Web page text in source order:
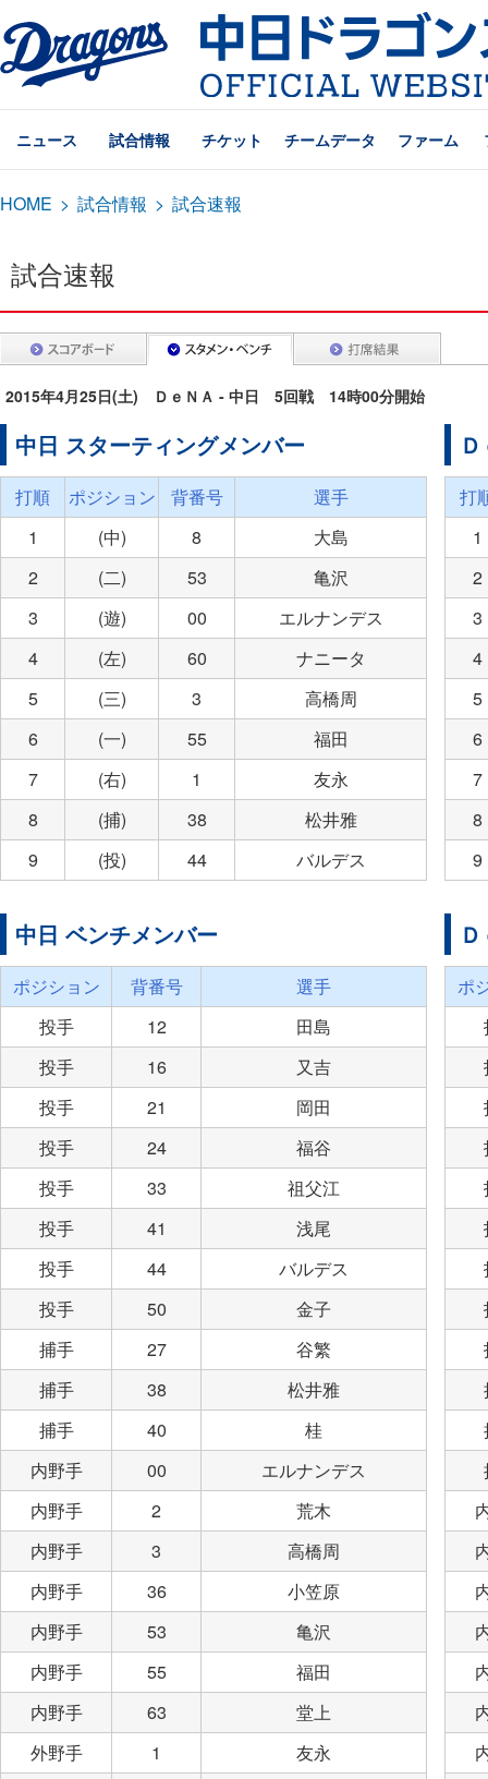
ニュース 試合情報 チケット チームデータ ファーム
HOME > 試合情報 > 試合速報
試合速報
2015年4月25日(土) ＤｅＮＡ - 中日 5回戦 14時00分開始
中日 スターティングメンバー
打順 ポジション 背番号
選手
1
(中) 8
大島
2
(二) 53
亀沢
3
(遊) 00
エルナンデス
4
(左) 60
ナニータ
5
(三) 3
高橋周
6
(一) 55
福田
7
(右) 1
友永
8
(捕) 38
松井雅
9
(投) 44 バルデス
打
1
2
3
4
5
6
7
8
9
中日 ベンチメンバー
ポジション 背番号
選手
投手
12
田島
投手
16
又吉
投手
21
岡田
投手
24
福谷
投手
33
祖父江
投手
41
浅尾
投手
44
バルデス
投手
50
金子
捕手
27
谷繁
捕手
38
松井雅
捕手
40
桂
内野手
00
エルナンデス
内野手
2
荒木
内野手
3
高橋周
内野手
36
小笠原
内野手
53
亀沢
内野手
55
福田
内野手
63
堂上
外野手
1
友永
ポ